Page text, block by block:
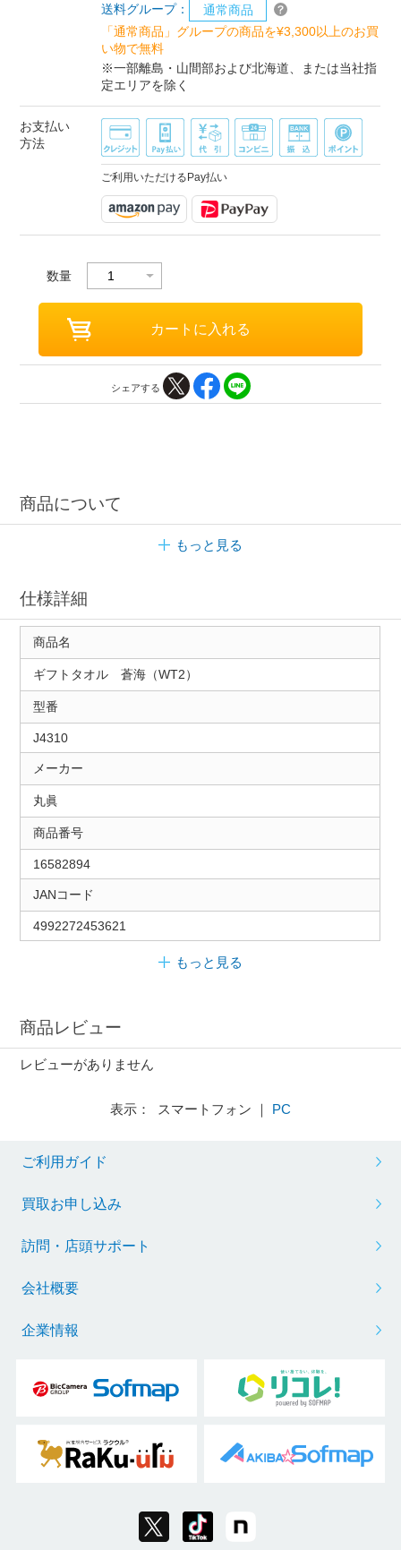
送料グループ：
通常商品
「通常商品」グループの商品を¥3,300以上のお買
い物で無料
※一部離島・山間部および北海道、または当社指
定エリアを除く
お支払い
方法
ご利用いただけるPay払い
数量
シェアする
商品について
もっと見る
仕様詳細
商品名
ギフトタオル 蒼海（WT2）
型番
J4310
メーカー
丸眞
商品番号
16582894
JANコード
4992272453621
もっと見る
商品レビュー
レビューがありません
表示： スマートフォン ｜ PC
ご利用ガイド
買取お申し込み
訪問・店頭サポート
会社概要
企業情報